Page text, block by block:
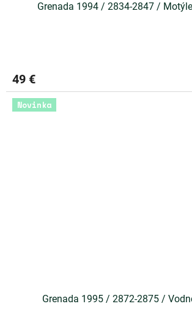
Grenada 1994 / 2834-2847 /
49 €
Novinka
Grenada 1995 / 2872-2875 /